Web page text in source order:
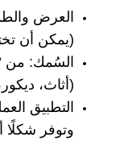
العرض
(يمكن أن
السُمك:
(أثاث،
التطبيق
وتوفر شكلًا